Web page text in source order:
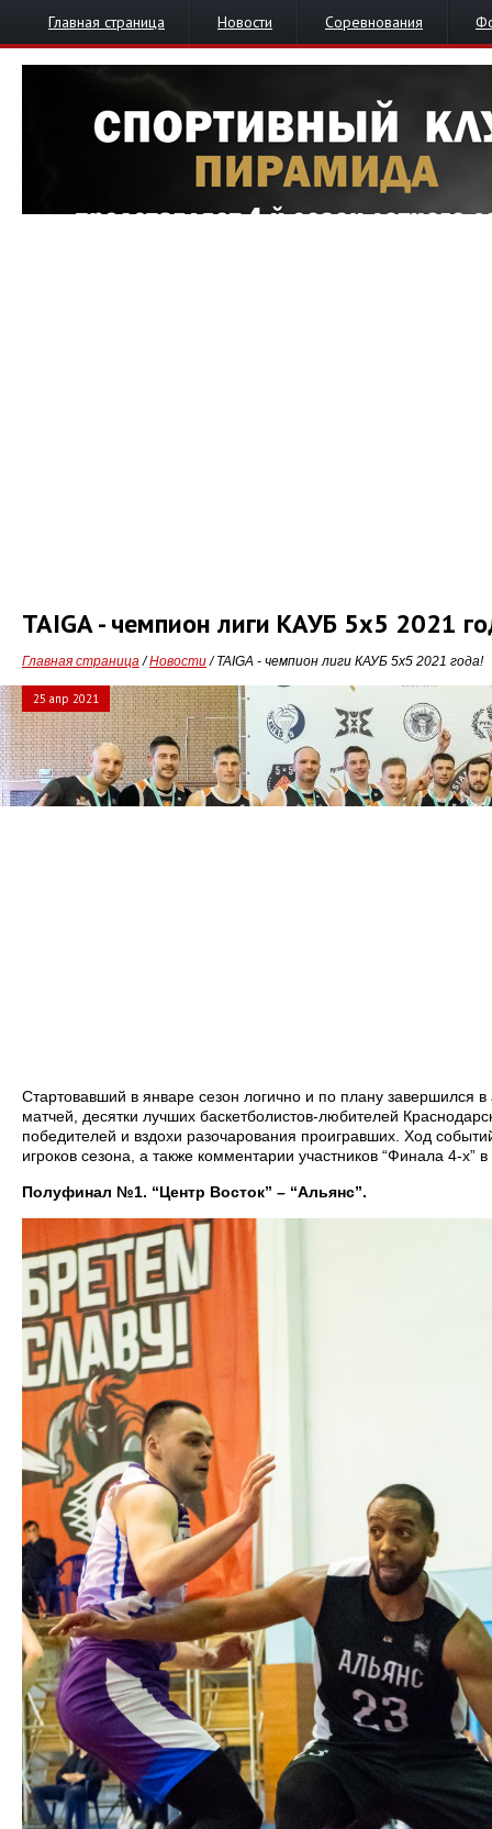
Главная страница Новости Соревнования
TAIGA - чемпион лиги КАУБ 5x5 2021
Главная страница/Новости/ TAIGA - чемпион лиги КАУБ 5x5 2021 года!
25 апр 2021
Стартовавший в январе сезон логично и по плану завершился
матчей, десятки лучших баскетболистов-любителей
победителей и вздохи разочарования проигравших. Ход
игроков сезона, а также комментарии участников “Финала 4-
Полуфинал №1. “Центр Восток” – “Альянс”.